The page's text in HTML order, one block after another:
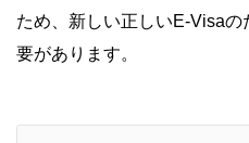
ため、新しい正しいE-Visa
要があります。